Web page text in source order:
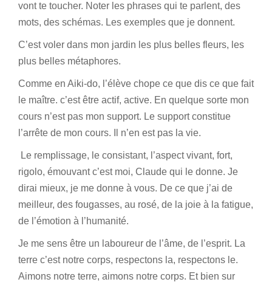
vont te toucher. Noter les phrases qui te parlent, des
mots, des schémas. Les exemples que je donnent.
C’est voler dans mon jardin les plus belles fleurs, les
plus belles métaphores.
Comme en Aiki-do, l’élève chope ce que dis ce que fait
le maître. c’est être actif, active. En quelque sorte mon
cours n’est pas mon support. Le support constitue
l’arrête de mon cours. Il n’en est pas la vie.
Le remplissage, le consistant, l’aspect vivant, fort,
rigolo, émouvant c’est moi, Claude qui le donne. Je
dirai mieux, je me donne à vous. De ce que j’ai de
meilleur, des fougasses, au rosé, de la joie à la fatigue,
de l’émotion à l’humanité.
Je me sens être un laboureur de l’âme, de l’esprit. La
terre c’est notre corps, respectons la, respectons le.
Aimons notre terre, aimons notre corps. Et bien sur